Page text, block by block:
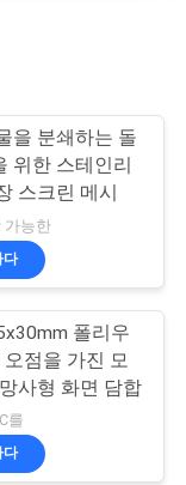
을 분쇄하는 돌
위한 스테인리
스크린 메시
가능한
다
폴리우
오점을 가진 모
사형 화면 담합
를
다